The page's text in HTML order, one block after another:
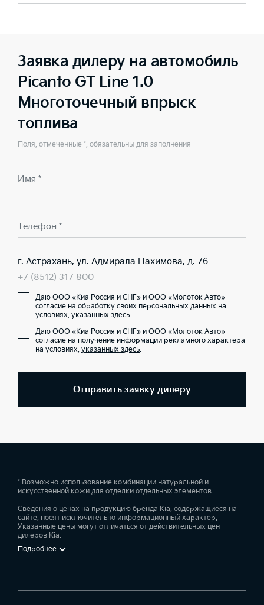
Заявка дилеру на автомобиль
Picanto GT Line 1.0
Многоточечный впрыск
топлива
Поля, отмеченные *, обязательны для заполнения
Имя *
Телефон *
г. Астрахань, ул. Адмирала Нахимова, д. 76
+7 (8512) 317 800
Даю ООО «Киа Россия и СНГ» и ООО «Молоток Авто»
согласие на обработку своих персональных данных на
условиях, указанных здесь
Даю ООО «Киа Россия и СНГ» и ООО «Молоток Авто»
согласие на получение информации рекламного характера
на условиях, указанных здесь.
Отправить заявку дилеру
* Возможно использование комбинации натуральной и
искусственной кожи для отделки отдельных элементов
Сведения о ценах на продукцию бренда Kia, содержащиеся на
сайте, носят исключительно информационный характер.
Указанные цены могут отличаться от действительных цен
дилеров Kia.
Подробнее